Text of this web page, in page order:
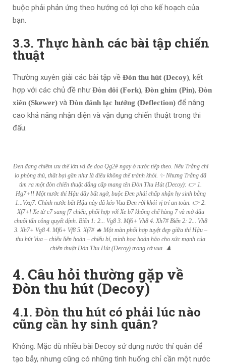
buộc phải phản ứng theo hướng có lợi cho kế hoạch của
bạn.
3.3. Thực hành các bài tập chiến
thuật
Thường xuyên giải các bài tập về Đòn thu hút (Decoy), kết
hợp với các chủ đề nhưĐòn đôi (Fork), Đòn ghim (Pin), Đòn
xiên (Skewer) và Đòn đánh lạc hướng (Deflection) để nâng
cao khả năng nhận diện và vận dụng chiến thuật trong thi
đấu.
Đen đang chiếm ưu thế lớn và đe dọa Qg2# ngay ở nước tiếp theo. Nếu Trắng chỉ
lo phòng thủ, thất bại gần như là điều không thể tránh khỏi. ✨ Nhưng Trắng đã
tìm ra một đòn chiến thuật đẳng cấp mang tên Đòn Thu Hút (Decoy): 👉 1.
Hg7+!! Một nước thí Hậu đầy bất ngờ, buộc Đen phải chấp nhận hy sinh bằng
1...Vxg7. Chính nước bắt Hậu này đã kéo Vua Đen rời khỏi vị trí an toàn. 👉 2.
Xf7+! Xe từ c7 sang f7 chiếu, phối hợp với Xe b7 khống chế hàng 7 và mở đầu
chuỗi tấn công quyết định. Biến 1: 2... Vg8 3. Mf6+ Vh8 4. Xh7# Biến 2: 2... Vh8
3. Xh7+ Vg8 4. Mf6+ Vf8 5. Xf7# 🔥 Một màn phối hợp tuyệt đẹp giữa thí Hậu –
thu hút Vua – chiếu liên hoàn – chiếu bí, minh họa hoàn hảo cho sức mạnh của
chiến thuật Đòn Thu Hút (Decoy) trong cờ vua. ♟️
4. Câu hỏi thường gặp về
Đòn thu hút (Decoy)
4.1. Đòn thu hút có phải lúc nào
cũng cần hy sinh quân?
Không. Mặc dù nhiều bài Decoy sử dụng nước thí quân để
tạo bẫy, nhưng cũng có những tình huống chỉ cần một nước